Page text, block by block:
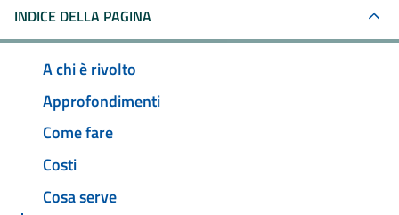
INDICE DELLA PAGINA
A chi è rivolto
Approfondimenti
Come fare
Costi
Cosa serve